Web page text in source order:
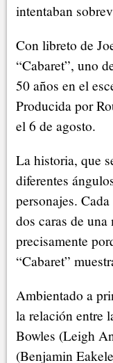
intentaban
Con libreto de
“Cabaret”, uno
50 años en el
Producida por
el 6 de agosto.
La historia, que
diferentes
personajes.
dos caras de
precisamente
“Cabaret”
Ambientado a
la relación entre
Bowles (Leigh
(Benjamin